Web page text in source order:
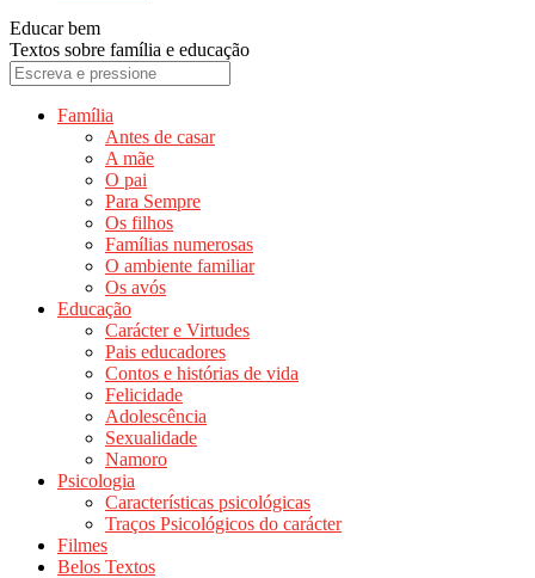
Educar bem
Textos sobre família e educação
Família
Antes de casar
A mãe
O pai
Para Sempre
Os filhos
Famílias numerosas
O ambiente familiar
Os avós
Educação
Carácter e Virtudes
Pais educadores
Contos e histórias de vida
Felicidade
Adolescência
Sexualidade
Namoro
Psicologia
Características psicológicas
Traços Psicológicos do carácter
Filmes
Belos Textos